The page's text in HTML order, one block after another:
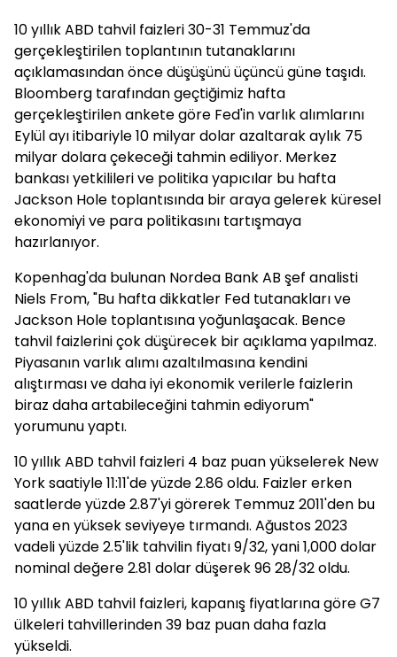
10 yıllık ABD tahvil faizleri 30-31 Temmuz'da
gerçekleştirilen toplantının tutanaklarını
açıklamasından önce düşüşünü üçüncü güne taşıdı.
Bloomberg tarafından geçtiğimiz hafta
gerçekleştirilen ankete göre Fed'in varlık alımlarını
Eylül ayı itibariyle 10 milyar dolar azaltarak aylık 75
milyar dolara çekeceği tahmin ediliyor. Merkez
bankası yetkilileri ve politika yapıcılar bu hafta
Jackson Hole toplantısında bir araya gelerek küresel
ekonomiyi ve para politikasını tartışmaya
hazırlanıyor.
Kopenhag'da bulunan Nordea Bank AB şef analisti
Niels From, "Bu hafta dikkatler Fed tutanakları ve
Jackson Hole toplantısına yoğunlaşacak. Bence
tahvil faizlerini çok düşürecek bir açıklama yapılmaz.
Piyasanın varlık alımı azaltılmasına kendini
alıştırması ve daha iyi ekonomik verilerle faizlerin
biraz daha artabileceğini tahmin ediyorum"
yorumunu yaptı.
10 yıllık ABD tahvil faizleri 4 baz puan yükselerek New
York saatiyle 11:11'de yüzde 2.86 oldu. Faizler erken
saatlerde yüzde 2.87'yi görerek Temmuz 2011'den bu
yana en yüksek seviyeye tırmandı. Ağustos 2023
vadeli yüzde 2.5'lik tahvilin fiyatı 9/32, yani 1,000 dolar
nominal değere 2.81 dolar düşerek 96 28/32 oldu.
10 yıllık ABD tahvil faizleri, kapanış fiyatlarına göre G7
ülkeleri tahvillerinden 39 baz puan daha fazla
yükseldi.